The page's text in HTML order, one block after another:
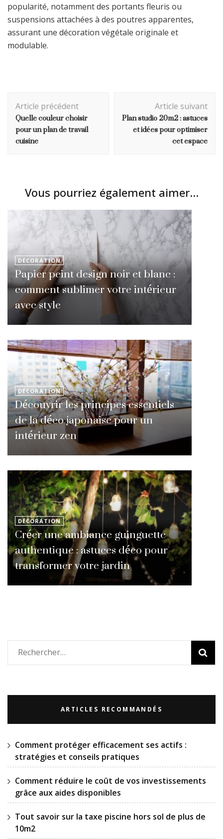
popularité, notamment des portants fleuris ou
suspensions attachées à des poutres apparentes,
assurant une décoration végétale originale et
modulable.
d'article
Article précédent
Quelle couleur choisir
pour un plan de travail
cuisine
Article suivant
Plan studio 20m2 : astuces
et idées pour optimiser
cet espace
Vous pourriez également aimer...
DÉCORATION
Papier peint design noir et blanc :
comment sublimer votre intérieur
avec style
DÉCORATION
Découvrir les principes essentiels
de la déco japonaise pour un
intérieur zen
DÉCORATION
Créer une ambiance guinguette
authentique : astuces déco pour
transformer votre jardin
Rechercher :
ARTICLES RECOMMANDÉS
Comment protéger efficacement ses actifs :
stratégies et conseils pratiques
Comment réduire le coût de vos investissements
grâce aux aides disponibles
Tout savoir sur la taxe piscine hors sol de plus de
10m2